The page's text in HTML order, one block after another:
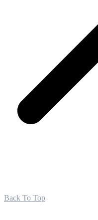
Back To Top